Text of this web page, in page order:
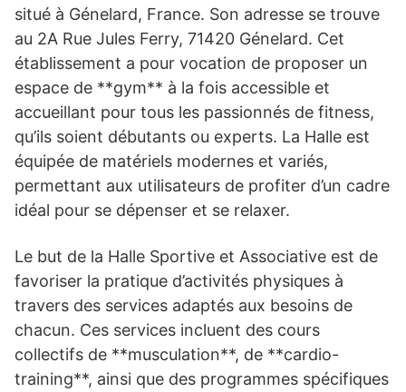
situé à Génelard, France. Son adresse se trouve
au 2A Rue Jules Ferry, 71420 Génelard. Cet
établissement a pour vocation de proposer un
espace de **gym** à la fois accessible et
accueillant pour tous les passionnés de fitness,
qu’ils soient débutants ou experts. La Halle est
équipée de matériels modernes et variés,
permettant aux utilisateurs de profiter d’un cadre
idéal pour se dépenser et se relaxer.
Le but de la Halle Sportive et Associative est de
favoriser la pratique d’activités physiques à
travers des services adaptés aux besoins de
chacun. Ces services incluent des cours
collectifs de **musculation**, de **cardio-
training**, ainsi que des programmes spécifiques